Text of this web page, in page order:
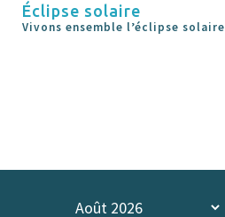
Éclipse solaire
Vivons ensemble l’éclipse solaire